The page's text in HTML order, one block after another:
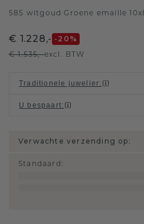
585 witgoud /Groene emaille
€ 1.228,- -20 %
€ 1.535,-excl. BTW
Traditionele juwelier:
U bespaart:
Verwachte verzending op:
Standaard :